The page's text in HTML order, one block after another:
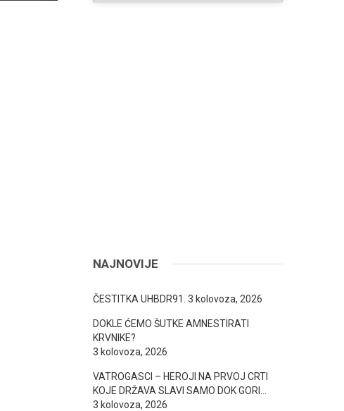
NAJNOVIJE
ČESTITKA UHBDR91. 3 kolovoza, 2026
DOKLE ĆEMO ŠUTKE AMNESTIRATI
KRVNIKE?
3 kolovoza, 2026
VATROGASCI – HEROJI NA PRVOJ CRTI
KOJE DRŽAVA SLAVI SAMO DOK GORI…
3 kolovoza, 2026